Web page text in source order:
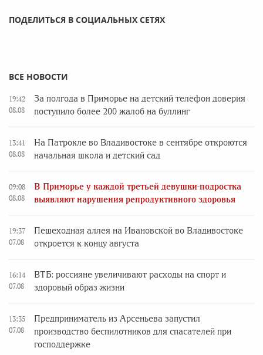
ПОДЕЛИТЬСЯ В СОЦИАЛЬНЫХ СЕТЯХ
ВСЕ НОВОСТИ
19:42
08.08
За полгода в Приморье на детский телефон доверия
поступило более 200 жалоб на буллинг
13:41
08.08
На Патрокле во Владивостоке в сентябре откроются
начальная школа и детский сад
09:08
08.08
В Приморье у каждой третьей девушки-подростка
выявляют нарушения репродуктивного здоровья
19:37
07.08
Пешеходная аллея на Ивановской во Владивостоке
откроется к концу августа
16:14
07.08
ВТБ: россияне увеличивают расходы на спорт и
здоровый образ жизни
13:35
07.08
Предприниматель из Арсеньева запустил
производство беспилотников для спасателей при
господдержке